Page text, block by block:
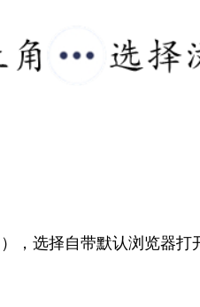
，选择自带默认浏览器打